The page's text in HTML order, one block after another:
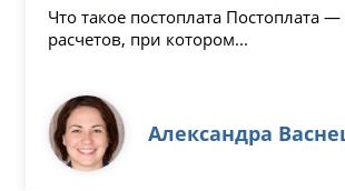
Что такое постоплата Постоплата
расчетов, при котором...
Александра